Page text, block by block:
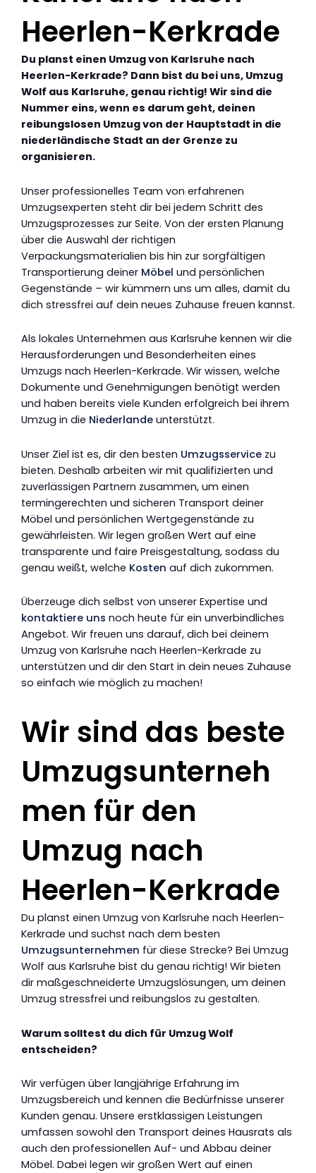
Heerlen-Kerkrade
Du planst einen Umzug von Karlsruhe nach
Heerlen-Kerkrade? Dann bist du bei uns, Umzug
Wolf aus Karlsruhe, genau richtig! Wir sind die
Nummer eins, wenn es darum geht, deinen
reibungslosen Umzug von der Hauptstadt in die
niederländische Stadt an der Grenze zu
organisieren.
Unser professionelles Team von erfahrenen
Umzugsexperten steht dir bei jedem Schritt des
Umzugsprozesses zur Seite. Von der ersten Planung
über die Auswahl der richtigen
Verpackungsmaterialien bis hin zur sorgfältigen
Transportierung deiner Möbel und persönlichen
Gegenstände – wir kümmern uns um alles, damit du
dich stressfrei auf dein neues Zuhause freuen kannst.
Als lokales Unternehmen aus Karlsruhe kennen wir die
Herausforderungen und Besonderheiten eines
Umzugs nach Heerlen-Kerkrade. Wir wissen, welche
Dokumente und Genehmigungen benötigt werden
und haben bereits viele Kunden erfolgreich bei ihrem
Umzug in die Niederlande unterstützt.
Unser Ziel ist es, dir den besten Umzugsservice zu
bieten. Deshalb arbeiten wir mit qualifizierten und
zuverlässigen Partnern zusammen, um einen
termingerechten und sicheren Transport deiner
Möbel und persönlichen Wertgegenstände zu
gewährleisten. Wir legen großen Wert auf eine
transparente und faire Preisgestaltung, sodass du
genau weißt, welche Kosten auf dich zukommen.
Überzeuge dich selbst von unserer Expertise und
kontaktiere uns noch heute für ein unverbindliches
Angebot. Wir freuen uns darauf, dich bei deinem
Umzug von Karlsruhe nach Heerlen-Kerkrade zu
unterstützen und dir den Start in dein neues Zuhause
so einfach wie möglich zu machen!
Wir sind das beste
Umzugsunterneh
men für den
Umzug nach
Heerlen-Kerkrade
Du planst einen Umzug von Karlsruhe nach Heerlen-
Kerkrade und suchst nach dem besten
Umzugsunternehmen für diese Strecke? Bei Umzug
Wolf aus Karlsruhe bist du genau richtig! Wir bieten
dir maßgeschneiderte Umzugslösungen, um deinen
Umzug stressfrei und reibungslos zu gestalten.
Warum solltest du dich für Umzug Wolf
entscheiden?
Wir verfügen über langjährige Erfahrung im
Umzugsbereich und kennen die Bedürfnisse unserer
Kunden genau. Unsere erstklassigen Leistungen
umfassen sowohl den Transport deines Hausrats als
auch den professionellen Auf- und Abbau deiner
Möbel. Dabei legen wir großen Wert auf einen